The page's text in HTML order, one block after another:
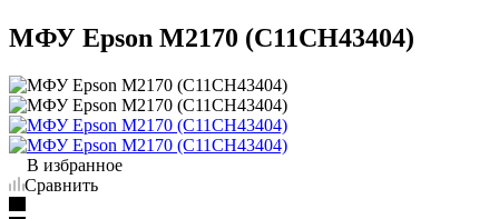
МФУ Epson M2170 (C11CH43404)
В избранное
Сравнить